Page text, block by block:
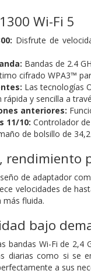
Wi-Fi 5
Disfrute de
Bandas de 2.4
cifrado WPA3™
Las tecnologías
rápida y sencilla a
anteriores:
11/10: Controlador
de bolsillo de
rendimiento
de adaptador
velocidades de
más fluida.
bajo
bandas Wi-Fi de
diarias como si se
a sus